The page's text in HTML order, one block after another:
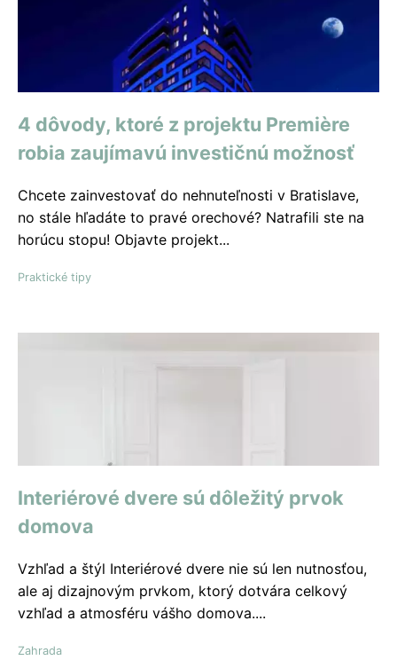
4 dôvody, ktoré z projektu Premiѐre
robia zaujímavú investičnú možnosť
Chcete zainvestovať do nehnuteľnosti v Bratislave,
no stále hľadáte to pravé orechové? Natrafili ste na
horúcu stopu! Objavte projekt...
Praktické tipy
Interiérové ​​dvere sú dôležitý prvok
domova
Vzhľad a štýl Interiérové dvere nie sú len nutnosťou,
ale aj dizajnovým prvkom, ktorý dotvára celkový
vzhľad a atmosféru vášho domova....
Zahrada